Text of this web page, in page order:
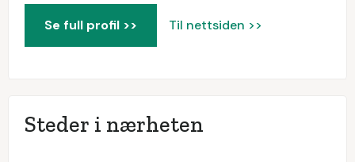
Se full profil >> Til nettsiden >>
Steder i nærheten